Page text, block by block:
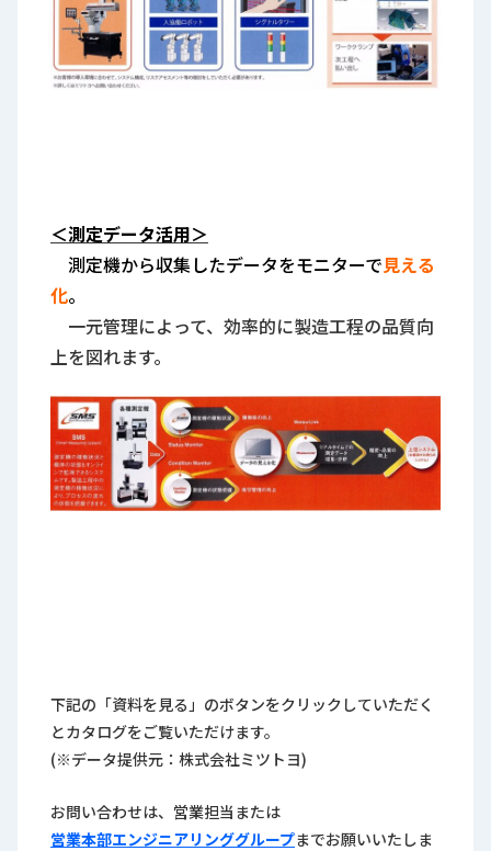
＜測定データ活用＞
測定機から収集したデータをモニターで見える
化。
一元管理によって、効率的に製造工程の品質向
上を図れます。
下記の「資料を見る」のボタンをクリックしていただく
とカタログをご覧いただけます。
(※データ提供元：株式会社ミツトヨ)
お問い合わせは、営業担当または
営業本部エンジニアリンググループまでお願いいたしま